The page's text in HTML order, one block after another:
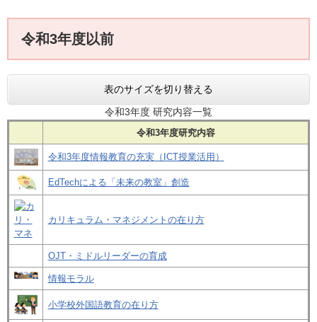
令和3年度以前
表のサイズを切り替える
令和3年度 研究内容一覧
令和3年度研究内容
令和3年度情報教育の充実（ICT授業活用）
EdTechによる「未来の教室」創造
カリキュラム・マネジメントの在り方
OJT・ミドルリーダーの育成
情報モラル
小学校外国語教育の在り方